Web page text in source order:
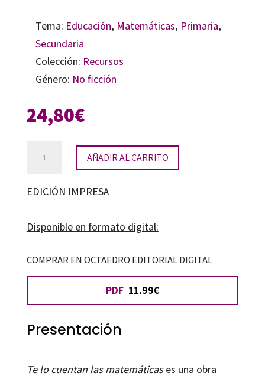
Tema: Educación, Matemáticas, Primaria,
Secundaria
Colección: Recursos
Género: No ficción
24,80€
cuentan
matemáticas
AÑADIR AL CARRITO
EDICIÓN IMPRESA
Disponible en formato digital:
COMPRAR EN OCTAEDRO EDITORIAL DIGITAL
PDF 11.99€
Presentación
Te lo cuentan las matemáticases una obra